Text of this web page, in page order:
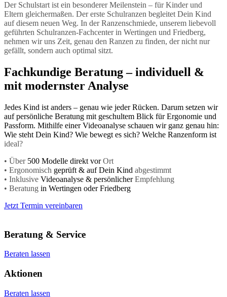
Der Schulstart ist ein besonderer Meilenstein – für Kinder und
Eltern gleichermaßen. Der erste Schulranzen begleitet Dein Kind
auf diesem neuen Weg. In der Ranzenschmiede, unserem liebevoll
geführten Schulranzen-Fachcenter in Wertingen und Friedberg,
nehmen wir uns Zeit, genau den Ranzen zu finden, der nicht nur
gefällt, sondern auch optimal sitzt.
Fachkundige Beratung – individuell &
mit modernster Analyse
Jedes Kind ist anders – genau wie jeder Rücken. Darum setzen wir
auf persönliche Beratung mit geschultem Blick für Ergonomie und
Passform. Mithilfe einer Videoanalyse schauen wir ganz genau hin:
Wie steht Dein Kind? Wie bewegt es sich? Welche Ranzenform ist
ideal?
• Über500 Modelle direkt vorOrt
• Ergonomisch geprüft & auf Dein Kind abgestimmt
• Inklusive Videoanalyse & persönlicherEmpfehlung
• Beratung in Wertingen oder Friedberg
Jetzt Termin vereinbaren
Beratung & Service
Beraten lassen
Aktionen
Beraten lassen